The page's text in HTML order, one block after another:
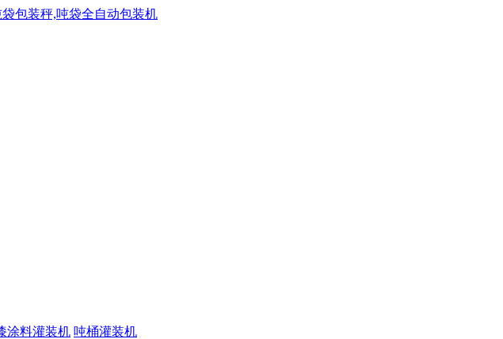
涂料灌装机 吨桶灌装机